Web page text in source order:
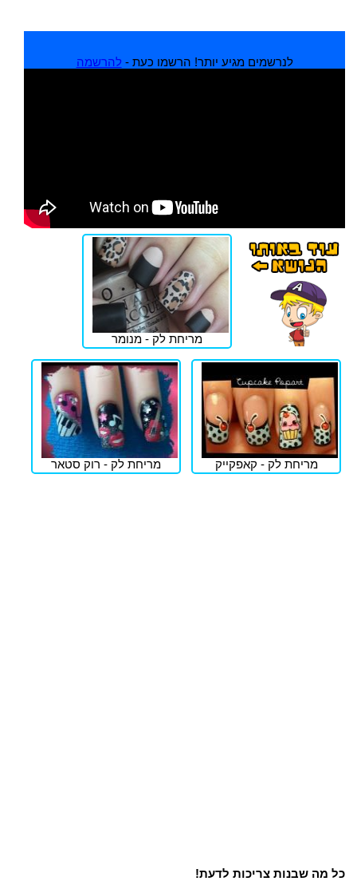
לנרשמים מגיע יותר! הרשמו כעת - להרשמה
מריחת לק - מנומר
מריחת לק - קאפקייק מריחת לק - רוק סטאר
כל מה שבנות צריכות לדעת!